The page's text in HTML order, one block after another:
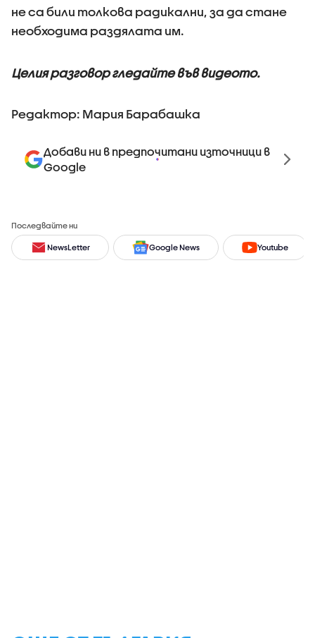
не са били толкова радикални, за да стане
необходима раздялата им.
Целия разговор гледайте във видеото.
Редактор: Мария Барабашка
Добави ни в предпочитани източници в
Google
Последвайте ни
NewsLetter Google News Youtube